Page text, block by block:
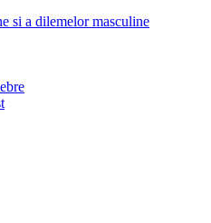
si a dilemelor masculine